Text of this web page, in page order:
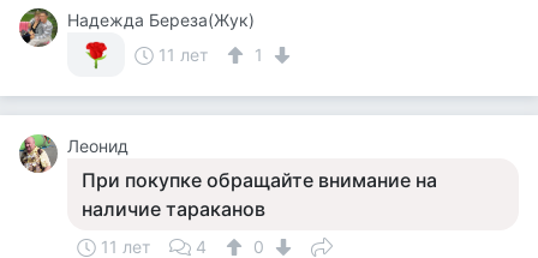
Надежда Береза(Жук)
11 лет
1
Леонид
При покупке обращайте внимание на
наличие тараканов
11 лет 4
0